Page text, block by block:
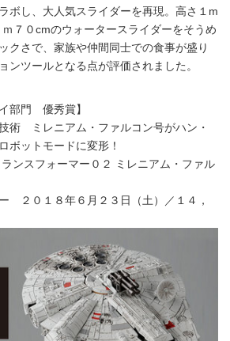
ボし、大人気スライダーを再現。高さ１m
７０cmのウォータースライダーをそうめ
クさで、家族や仲間同士での食事が盛り
ンツールとなる点が評価されました。
部門 優秀賞】
術 ミレニアム・ファルコン号がハン・
ボットモードに変形！
ランスフォーマー０２ ミレニアム・ファル
２０１８年６月２３日（土）／１４，